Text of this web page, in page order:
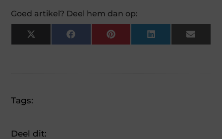
Goed artikel? Deel hem dan op:
X
(Twitter)
FacebookPinterestLinkedInEmail
Tags:
Deel dit: